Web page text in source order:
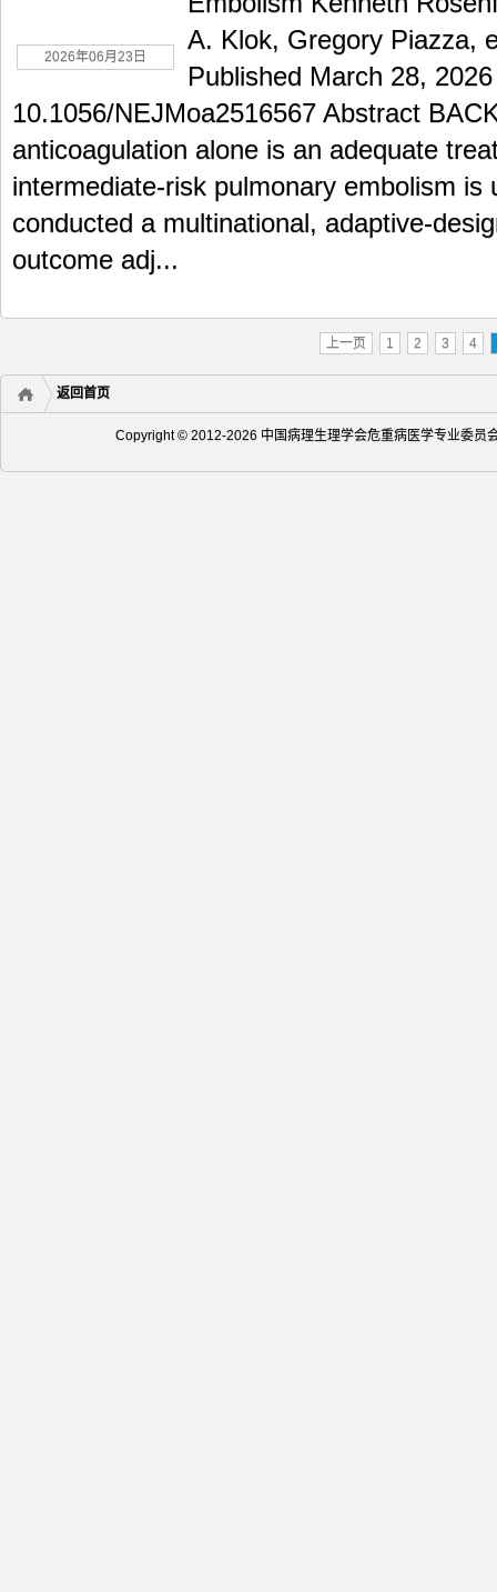
的
超
辅
导
管
导
纤
2026年06月23日
A. Klok, Gregory Piazza,
Published March 28,
10.1056/NEJMoa2516567 Abstract
anticoagulation alone is an adequate
intermediate-risk pulmonary embolism
conducted a multinational, adaptive-
outcome adj...
上一页 1 2 3 4
返回首页
Copyright © 2012-2026 中国病理生理学会危重病医学专业委